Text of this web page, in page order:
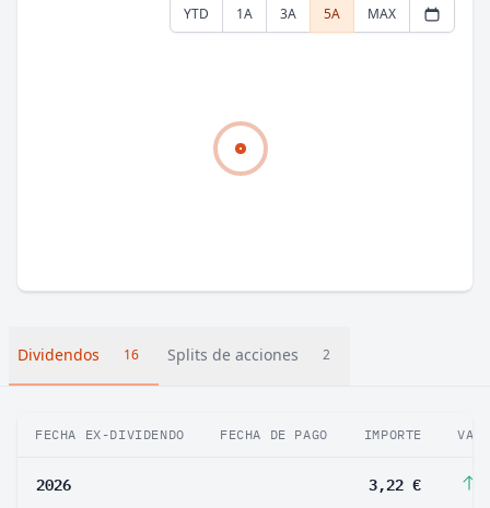
YTD 1A 3A 5A MAX
Dividendos 16 Splits de acciones 2
FECHA EX-DIVIDENDO FECHA DE PAGO IMPORTE
2026 3,22 €